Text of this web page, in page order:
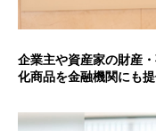
企業主や資産家の財産
化商品を金融機関にも